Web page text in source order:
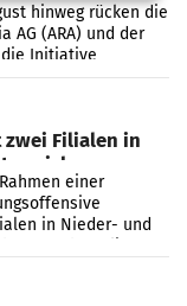
hinweg rücken die
AG (ARA) und der
Initiative
österreichischen
Filialen in
Rahmen einer
in Nieder- und